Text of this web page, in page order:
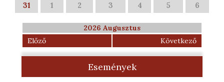
31
1 2 3 4 5 6
2026 Augusztus
Előző
Következő
Események